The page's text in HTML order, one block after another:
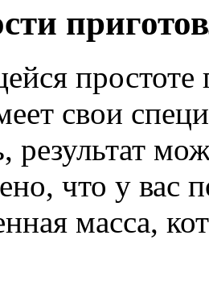
простоте
свои
результат
что у вас
масса,